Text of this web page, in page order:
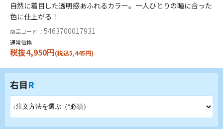
自然に着目した透明感あふれるカラー。一人ひとりの瞳に合った
色に仕上がる！
商品コード ： 5463700017931
通常価格
税抜4,950円(税込5,445円)
右目R